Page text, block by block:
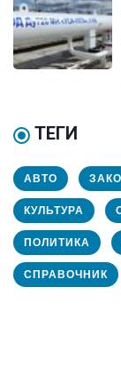
ТЕГИ
АВТО
КУЛЬТУРА
ПОЛИТИКА
СПРАВОЧНИК